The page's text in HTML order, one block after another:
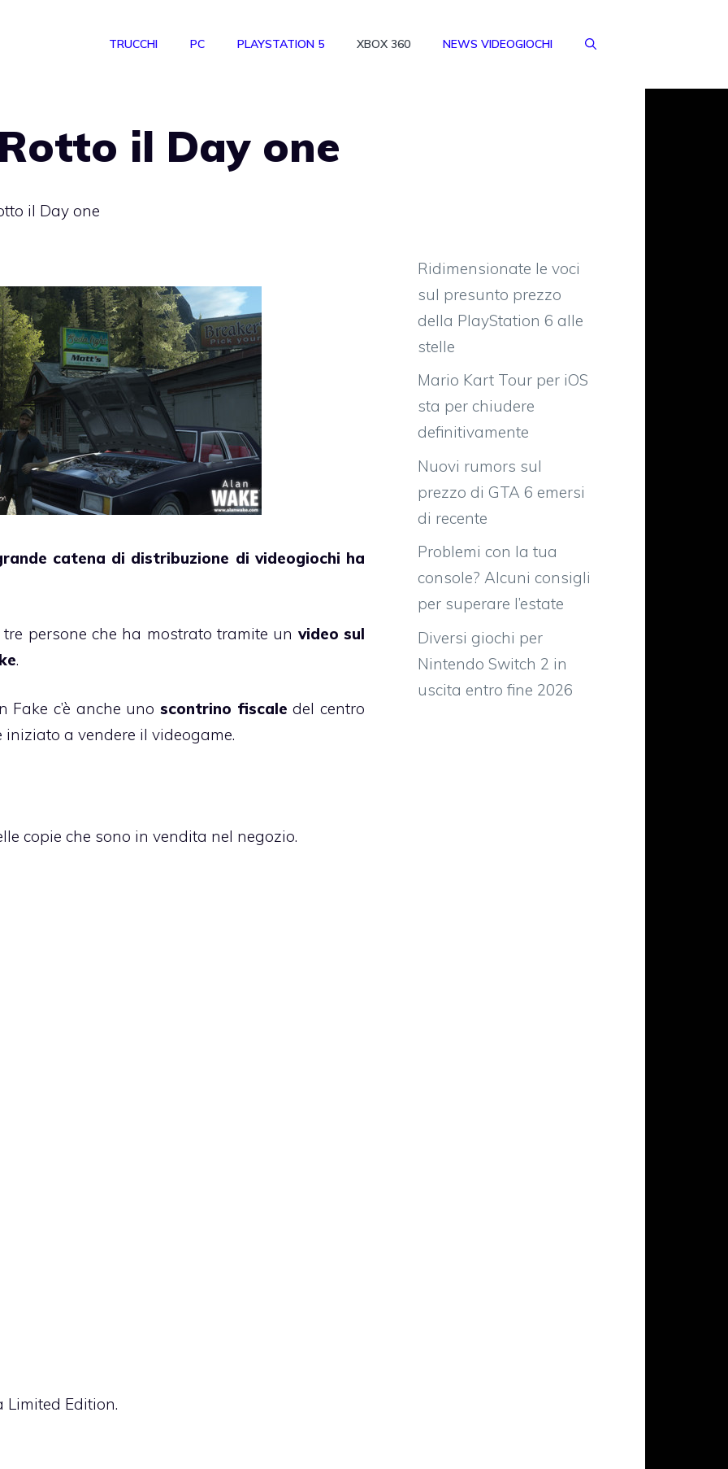
TRUCCHI PC PLAYSTATION 5 XBOX 360 NEWS VIDEOGIOCHI
il Day one
il Day one
catena di distribuzione di videogiochi ha
persone che ha mostrato tramite un video sul
.
c’è anche uno scontrino fiscale del centro
a vendere il videogame.
copie che sono in vendita nel negozio.
Limited Edition.
Ridimensionate le voci
sul presunto prezzo
della PlayStation 6 alle
stelle
Mario Kart Tour per iOS
sta per chiudere
definitivamente
Nuovi rumors sul
prezzo di GTA 6 emersi
di recente
Problemi con la tua
console? Alcuni consigli
per superare l’estate
Diversi giochi per
Nintendo Switch 2 in
uscita entro fine 2026